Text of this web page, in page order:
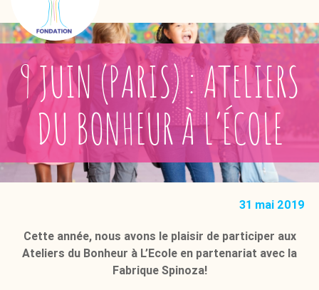
9 JUIN (PARIS) : ATELIERS
DU BONHEUR À L’ÉCOLE
31 mai 2019
Cette année, nous avons le plaisir de participer aux
Ateliers du Bonheur à L’Ecole en partenariat avec la
Fabrique Spinoza!